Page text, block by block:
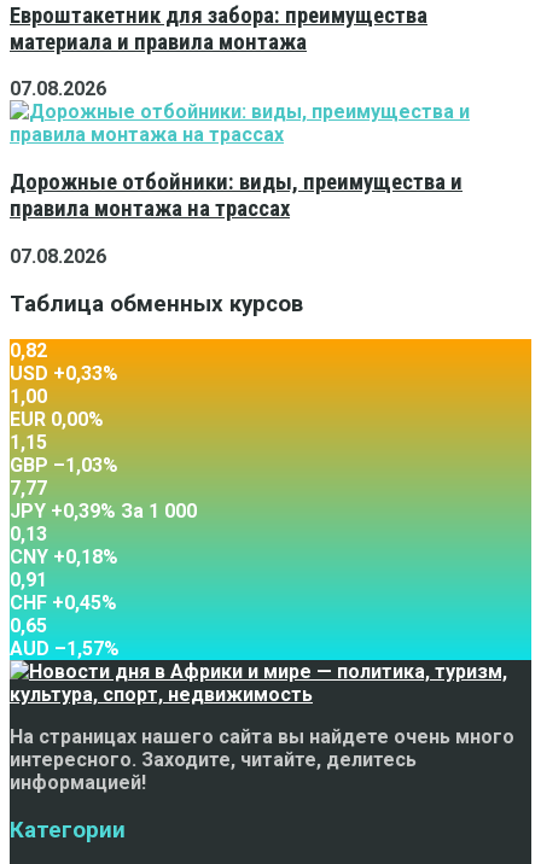
Евроштакетник для забора: преимущества
материала и правила монтажа
07.08.2026
Дорожные отбойники: виды, преимущества и
правила монтажа на трассах
07.08.2026
Таблица обменных курсов
0,82
USD +0,33%
1,00
EUR 0,00%
1,15
GBP –1,03%
7,77
JPY +0,39% За 1 000
0,13
CNY +0,18%
0,91
CHF +0,45%
0,65
AUD –1,57%
На страницах нашего сайта вы найдете очень много
интересного. Заходите, читайте, делитесь
информацией!
Категории